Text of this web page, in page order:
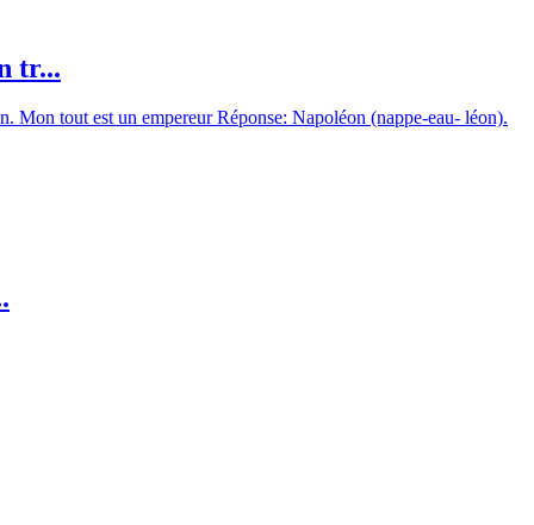
tr...
Mon tout est un empereur Réponse: Napoléon (nappe-eau- léon).